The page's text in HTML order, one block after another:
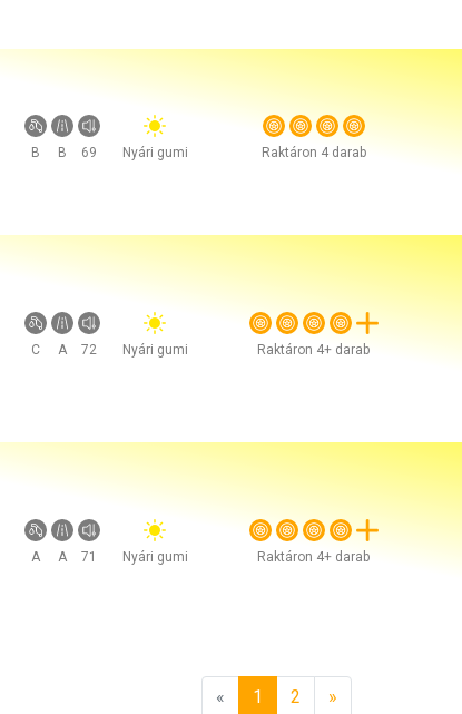
B B 69 Nyári gumi Raktáron 4 darab
C A 72 Nyári gumi Raktáron 4+ darab
A A 71 Nyári gumi Raktáron 4+ darab
« 1 2 »